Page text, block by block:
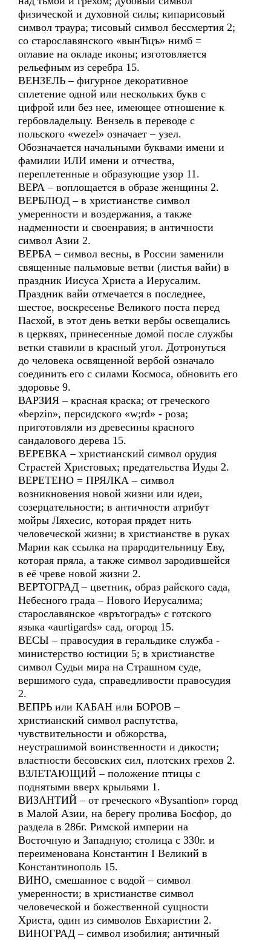
физической и духовной силы; кипарисовый
символ траура; тисовый символ бессмертия 2;
со старославянского «вынЋцъ» нимб =
оглавие на окладе иконы; изготовляется
рельефным из серебра 15.
ВЕНЗЕЛЬ – фигурное декоративное
сплетение одной или нескольких букв с
цифрой или без нее, имеющее отношение к
гербовладельцу. Вензель в переводе с
польского «wezel» означает – узел.
Обозначается начальными буквами имени и
фамилии ИЛИ имени и отчества,
переплетенные и образующие узор 11.
ВЕРА – воплощается в образе женщины 2.
ВЕРБЛЮД – в христианстве символ
умеренности и воздержания, а также
надменности и своенравия; в античности
символ Азии 2.
ВЕРБА – символ весны, в России заменили
священные пальмовые ветви (листья вайи) в
праздник Иисуса Христа а Иерусалим.
Праздник вайи отмечается в последнее,
шестое, воскресенье Великого поста перед
Пасхой, в этот день ветки вербы освещались
в церквях, принесенные домой после службы
ветки ставили в красный угол. Дотронуться
до человека освященной вербой означало
соединить его с силами Космоса, обновить его
здоровье 9.
ВАРЗИЯ – красная краска; от греческого
«bepzin», персидского «w;rd» - роза;
приготовляли из древесины красного
сандалового дерева 15.
ВЕРЕВКА – христианский символ орудия
Страстей Христовых; предательства Иуды 2.
ВЕРЕТЕНО = ПРЯЛКА – символ
возникновения новой жизни или идеи,
созерцательности; в античности атрибут
мойры Ляхесис, которая прядет нить
человеческой жизни; в христианстве в руках
Марии как ссылка на прародительницу Еву,
которая пряла, а также символ зародившейся
в её чреве новой жизни 2.
ВЕРТОГРАД – цветник, образ райского сада,
Небесного града – Нового Иерусалима;
старославянское «врътоградъ» с готского
языка «aurtigards» сад, огород 15.
ВЕСЫ – правосудия в геральдике служба -
министерство юстиции 5; в христианстве
символ Судьи мира на Страшном суде,
вершимого суда, справедливости правосудия
2.
ВЕПРЬ или КАБАН или БОРОВ –
христианский символ распутства,
чувствительности и обжорства,
неустрашимой воинственности и дикости;
властности бесовских сил, плотских грехов 2.
ВЗЛЕТАЮЩИЙ – положение птицы с
поднятыми вверх крыльями 1.
ВИЗАНТИЙ – от греческого «Bysantion» город
в Малой Азии, на берегу пролива Босфор, до
раздела в 286г. Римской империи на
Восточную и Западную; столица с 330г. и
переименована Константин I Великий в
Константинополь 15.
ВИНО, смешанное с водой – символ
умеренности; в христианстве символ
человеческой и божественной сущности
Христа, один из символов Евхаристии 2.
ВИНОГРАД – символ изобилия; античный